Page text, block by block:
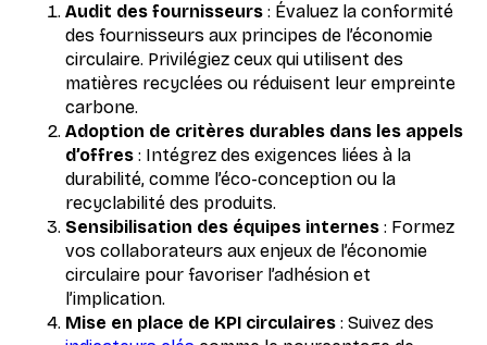
Audit des fournisseurs : Évaluez la conformité
des fournisseurs aux principes de l’économie
circulaire. Privilégiez ceux qui utilisent des
matières recyclées ou réduisent leur empreinte
carbone.
Adoption de critères durables dans les appels
d’offres : Intégrez des exigences liées à la
durabilité, comme l’éco-conception ou la
recyclabilité des produits.
Sensibilisation des équipes internes : Formez
vos collaborateurs aux enjeux de l’économie
circulaire pour favoriser l’adhésion et
l’implication.
Mise en place de KPI circulaires : Suivez des